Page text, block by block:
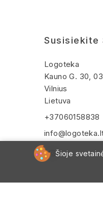
Susisiekite
Logoteka
Kauno G. 30,
Vilnius
Lietuva
+37060158838
Šioje